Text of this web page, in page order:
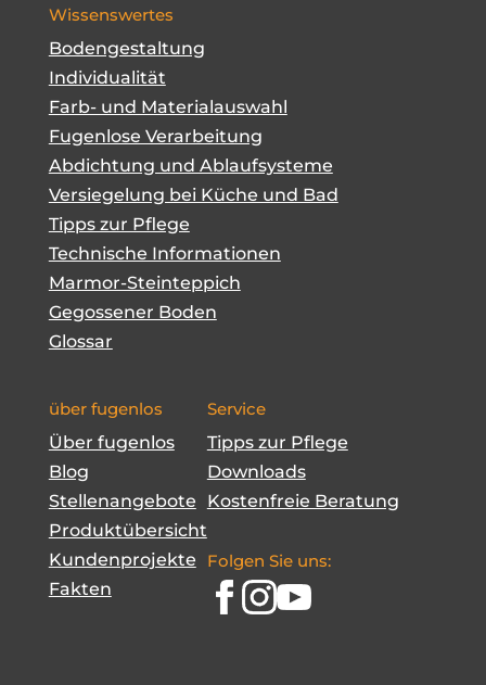
Wissenswertes
Bodengestaltung
Individualität
Farb- und Materialauswahl
Fugenlose Verarbeitung
Abdichtung und Ablaufsysteme
Versiegelung bei Küche und Bad
Tipps zur Pflege
Technische Informationen
Marmor-Steinteppich
Gegossener Boden
Glossar
über fugenlos
Über fugenlos
Blog
Stellenangebote
Produktübersicht
Kundenprojekte
Fakten
Service
Tipps zur Pflege
Downloads
Kostenfreie Beratung
Folgen Sie uns: